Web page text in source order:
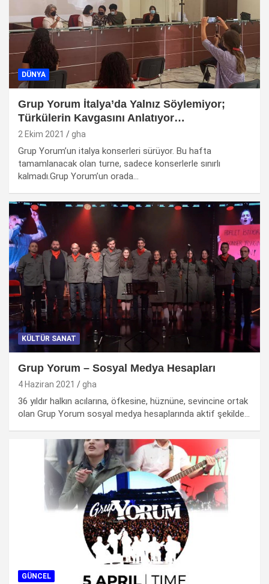
DÜNYA
Grup Yorum İtalya’da Yalnız Söylemiyor;
Türkülerin Kavgasını Anlatıyor…
2 Ekim 2021 gha
Grup Yorum’un italya konserleri sürüyor. Bu hafta
tamamlanacak olan turne, sadece konserlerle sınırlı
kalmadı.Grup Yorum’un orada…
KÜLTÜR SANAT
Grup Yorum – Sosyal Medya Hesapları
4 Haziran 2021 gha
36 yıldır halkın acılarına, öfkesine, hüznüne, sevincine ortak
olan Grup Yorum sosyal medya hesaplarında aktif şekilde…
GÜNCEL